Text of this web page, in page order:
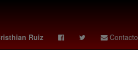
Ruiz Contacto
brenden aaronson